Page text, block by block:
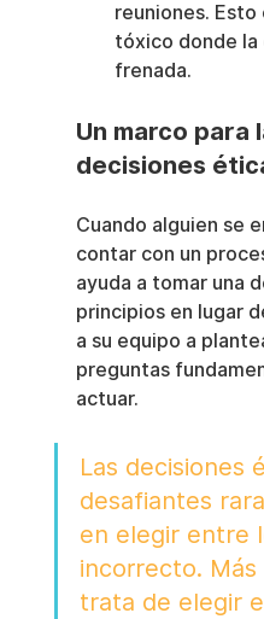
reuniones.
tóxico donde la
frenada.
Un marco para
decisiones
Cuando alguien se
contar con un
ayuda a tomar una
principios en lugar
a su equipo a
preguntas
actuar.
Las decisiones
desafiantes
en elegir entre
incorrecto.
trata de elegir